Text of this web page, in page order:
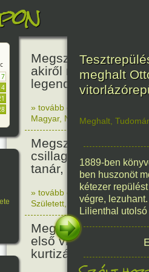
7
Megszületett
akiről rémséges és
legendák éltek.
» tovább olvasom
Magyar, Nő Történelem
Megszületett
csillagász,
tanár, akadémikus.
» tovább olvasom|Nincs
Született
Technika, Magyar
Megszületett Mata
első világháborús
kurtizán és kém.
meghalt
Meghalt
1889-ben
ben huszonöt
kétezer
végre,
Lilienthal